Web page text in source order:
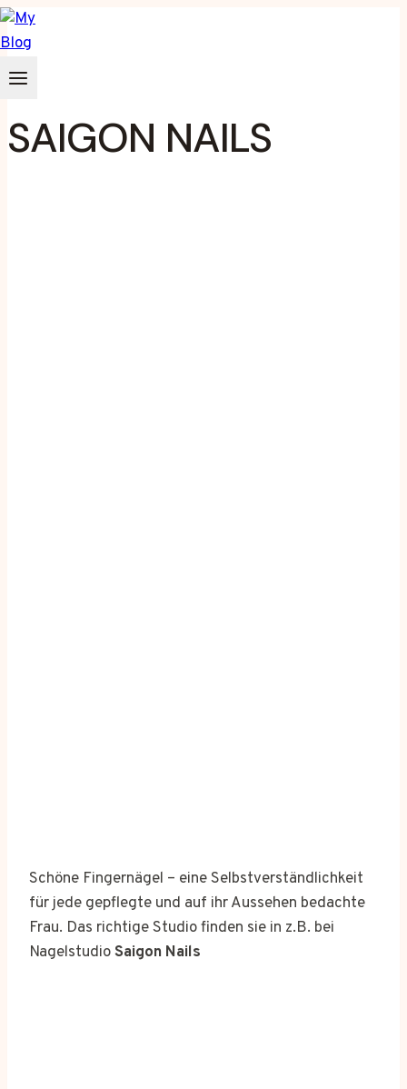
Zum
Inhalt
springen
SAIGON NAILS
Schöne Fingernägel – eine Selbstverständlichkeit
für jede gepflegte und auf ihr Aussehen bedachte
Frau. Das richtige Studio finden sie in z.B. bei
NagelstudioSaigon Nails